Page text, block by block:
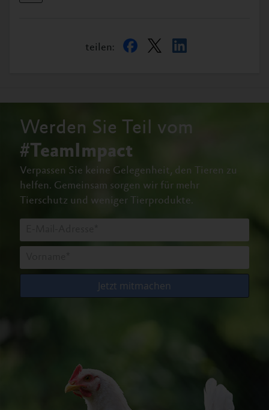
teilen:
Werden Sie Teil vom
#TeamImpact
Verpassen Sie keine Gelegenheit, den Tieren zu
helfen. Gemeinsam sorgen wir für mehr
Tierschutz und weniger Tierprodukte.